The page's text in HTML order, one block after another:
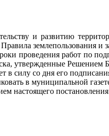
и развитию
землепользования и
проведения работ по
утвержденные Решением
в силу со дня его
в муниципальной
настоящего